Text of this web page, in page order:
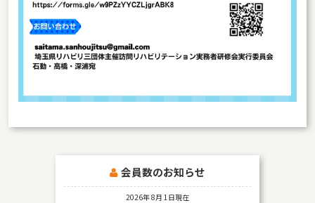
会員数のお知らせ
2026年 8月 1日現在